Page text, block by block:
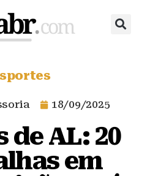
18/09/2025
de AL: 20
em